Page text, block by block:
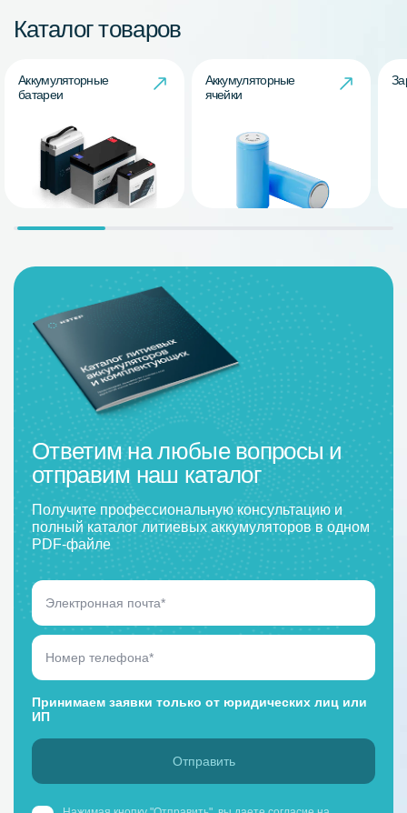
Каталог товаров
Аккумуляторные
батареи
Аккумуляторные
ячейки
Ответим на любые вопросы и
отправим наш каталог
Получите профессиональную консультацию и
полный каталог литиевых аккумуляторов в одном
PDF-файле
Принимаем заявки только от юридических лиц или
ИП